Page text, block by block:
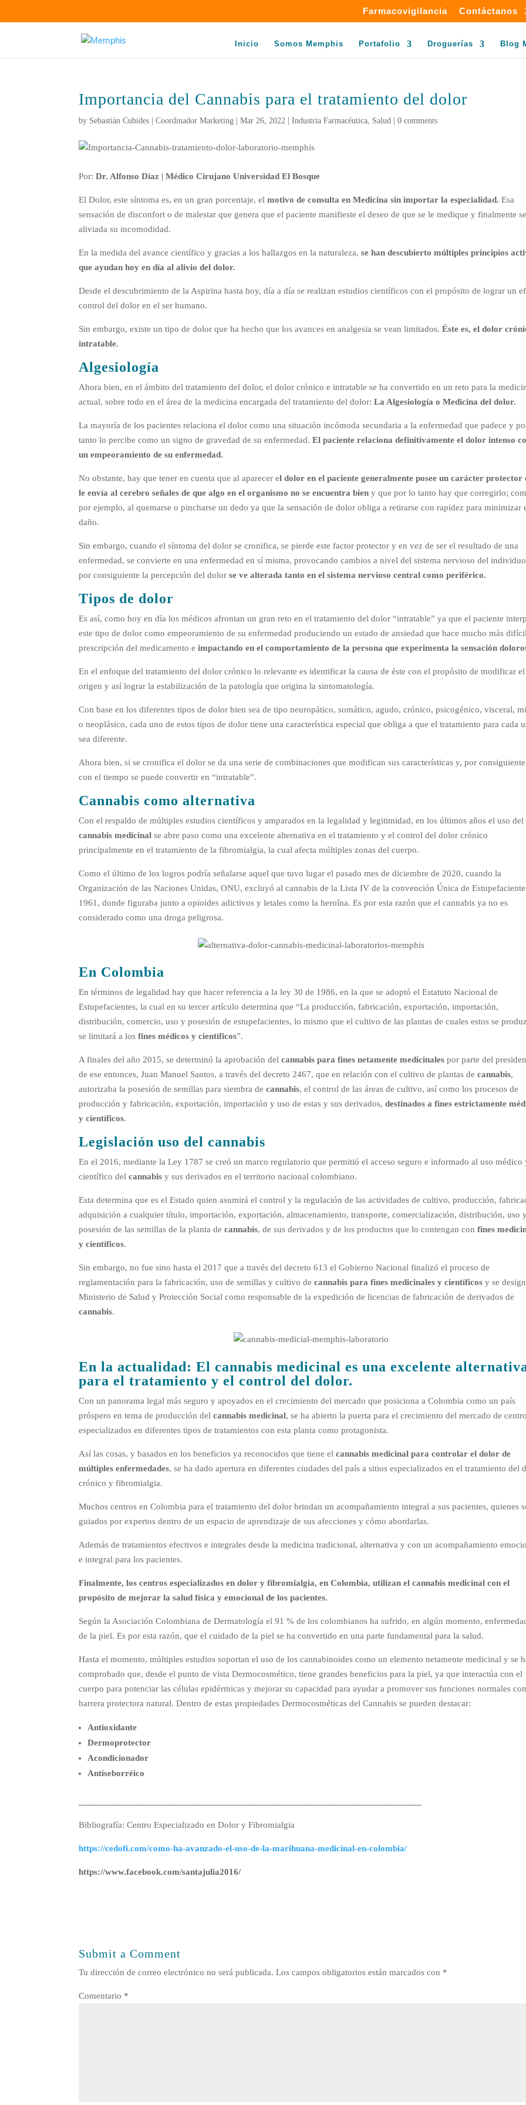
Farmacovigilancia Contáctanos
Inicio Somos Memphis Portafolio Droguerías Blog
Importancia del Cannabis para el tratamiento del dolor
by Sebastián Cubides | Coordinador Marketing |Mar 26, 2022 |Industria Farmacéutica, Salud |0 comments
Por:Dr. Alfonso Díaz | Médico Cirujano Universidad El Bosque
El Dolor, este síntoma es, en un gran porcentaje, elmotivo de consulta en Medicina sin importar la especialidad. Esa
sensación de disconfort o de malestar que genera que el paciente manifieste el deseo de que se le medique y finalmente
aliviada su incomodidad.
En la medida del avance científico y gracias a los hallazgos en la naturaleza, se han descubierto múltiples principios
que ayudan hoy en día al alivio del dolor.
Desde el descubrimiento de la Aspirina hasta hoy, día a día se realizan estudios científicos con el propósito de lograr un
control del dolor en el ser humano.
Sin embargo, existe un tipo de dolor que ha hecho que los avances en analgesia se vean limitados.Éste es, el dolor
intratable.
Algesiología
Ahora bien, en el ámbito del tratamiento del dolor, el dolor crónico e intratable se ha convertido en un reto para la
actual, sobre todo en el área de la medicina encargada del tratamiento del dolor:La Algesiología o Medicina del dolor.
La mayoría de los pacientes relaciona el dolor como una situación incómoda secundaria a la enfermedad que padece y
tanto lo percibe como un signo de gravedad de su enfermedad.El paciente relaciona definitivamente el dolor intenso
un empeoramiento de su enfermedad.
No obstante, hay que tener en cuenta que al aparecer el dolor en el paciente generalmente posee un carácter protector
le envía al cerebro señales de que algo en el organismo no se encuentra bien y que por lo tanto hay que corregirlo;
por ejemplo, al quemarse o pincharse un dedo ya que la sensación de dolor obliga a retirarse con rapidez para minimizar
daño.
Sin embargo, cuando el síntoma del dolor se cronifica, se pierde este factor protector y en vez de ser el resultado de una
enfermedad, se convierte en una enfermedad en sí misma, provocando cambios a nivel del sistema nervioso del
por consiguiente la percepción del dolorse ve alterada tanto en el sistema nervioso central como periférico.
Tipos de dolor
Es así, como hoy en día los médicos afrontan un gran reto en el tratamiento del dolor “intratable” ya que el paciente
este tipo de dolor como empeoramiento de su enfermedad produciendo un estado de ansiedad que hace mucho más
prescripción del medicamento eimpactando en el comportamiento de la persona que experimenta la sensación
En el enfoque del tratamiento del dolor crónico lo relevante es identificar la causa de éste con el propósito de modificar el
origen y así lograr la estabilización de la patología que origina la sintomatología.
Con base en los diferentes tipos de dolor bien sea de tipo neuropático, somático, agudo, crónico, psicogénico, visceral,
o neoplásico, cada uno de estos tipos de dolor tiene una característica especial que obliga a que el tratamiento para cada
sea diferente.
Ahora bien, si se cronifica el dolor se da una serie de combinaciones que modifican sus características y, por
con el tiempo se puede convertir en “intratable”.
Cannabis como alternativa
Con el respaldo de múltiples estudios científicos y amparados en la legalidad y legitimidad, en los últimos años el uso del
cannabis medicinal se abre paso como una excelente alternativa en el tratamiento y el control del dolor crónico
principalmente en el tratamiento de la fibromialgia, la cual afecta múltiples zonas del cuerpo.
Como el último de los logros podría señalarse aquel que tuvo lugar el pasado mes de diciembre de 2020, cuando la
Organización de las Naciones Unidas, ONU, excluyó al cannabis de la Lista IV de la convención Única de
1961, donde figuraba junto a opioides adictivos y letales como la heroína. Es por esta razón que el cannabis ya no es
considerado como una droga peligrosa.
En Colombia
En términos de legalidad hay que hacer referencia a la ley 30 de 1986, en la que se adoptó el Estatuto Nacional de
Estupefacientes, la cual en su tercer artículo determina que “La producción, fabricación, exportación, importación,
distribución, comercio, uso y posesión de estupefacientes, lo mismo que el cultivo de las plantas de cuales estos se
se limitará a losfines médicos y científicos”.
A finales del año 2015, se determinó la aprobación delcannabis para fines netamente medicinales por parte del
de ese entonces, Juan Manuel Santos, a través del decreto 2467, que en relación con el cultivo de plantas decannabis,
autorizaba la posesión de semillas para siembra decannabis, el control de las áreas de cultivo, así como los procesos de
producción y fabricación, exportación, importación y uso de estas y sus derivados,destinados a fines estrictamente
y científicos.
Legislación uso del cannabis
En el 2016, mediante la Ley 1787 se creó un marco regulatorio que permitió el acceso seguro e informado al uso médico
científico delcannabis y sus derivados en el territorio nacional colombiano.
Esta determina que es el Estado quien asumirá el control y la regulación de las actividades de cultivo, producción,
adquisición a cualquier título, importación, exportación, almacenamiento, transporte, comercialización, distribución, uso
posesión de las semillas de la planta decannabis, de sus derivados y de los productos que lo contengan confines
y científicos.
Sin embargo, no fue sino hasta el 2017 que a través del decreto 613 el Gobierno Nacional finalizó el proceso de
reglamentación para la fabricación, uso de semillas y cultivo decannabis para fines medicinales y científicos y se
Ministerio de Salud y Protección Social como responsable de la expedición de licencias de fabricación de derivados de
cannabis.
En la actualidad: El cannabis medicinal es una excelente
para el tratamiento y el control del dolor.
Con un panorama legal más seguro y apoyados en el crecimiento del mercado que posiciona a Colombia como un país
próspero en tema de producción delcannabis medicinal, se ha abierto la puerta para el crecimiento del mercado de
especializados en diferentes tipos de tratamientos con esta planta como protagonista.
Así las cosas, y basados en los beneficios ya reconocidos que tiene elcannabis medicinal para controlar el dolor de
múltiples enfermedades, se ha dado apertura en diferentes ciudades del país a sitios especializados en el tratamiento del
crónico y fibromialgia.
Muchos centros en Colombia para el tratamiento del dolor brindan un acompañamiento integral a sus pacientes, quienes
guiados por expertos dentro de un espacio de aprendizaje de sus afecciones y cómo abordarlas.
Además de tratamientos efectivos e integrales desde la medicina tradicional, alternativa y con un acompañamiento
e integral para los pacientes.
Finalmente, los centros especializados en dolor y fibromialgia, en Colombia, utilizan elcannabis medicinalcon el
propósito de mejorar la salud física y emocional de los pacientes.
Según la Asociación Colombiana de Dermatología el 91 % de los colombianos ha sufrido, en algún momento,
de la piel. Es por esta razón, que el cuidado de la piel se ha convertido en una parte fundamental para la salud.
Hasta el momento, múltiples estudios soportan el uso de los cannabinoides como un elemento netamente medicinal y se
comprobado que, desde el punto de vista Dermocosmético, tiene grandes beneficios para la piel, ya que interactúa con el
cuerpo para potenciar las células epidérmicas y mejorar su capacidad para ayudar a promover sus funciones normales
barrera protectora natural. Dentro de estas propiedades Dermocosméticas del Cannabis se pueden destacar:
Antioxidante
Dermoprotector
Acondicionador
Antiseborréico
Bibliografía: Centro Especializado en Dolor y Fibromialgia
https://cedofi.com/como-ha-avanzado-el-uso-de-la-marihuana-medicinal-en-colombia/
https://www.facebook.com/santajulia2016/
Submit a Comment
Tu dirección de correo electrónico no será publicada. Los campos obligatorios están marcados con *
Comentario *